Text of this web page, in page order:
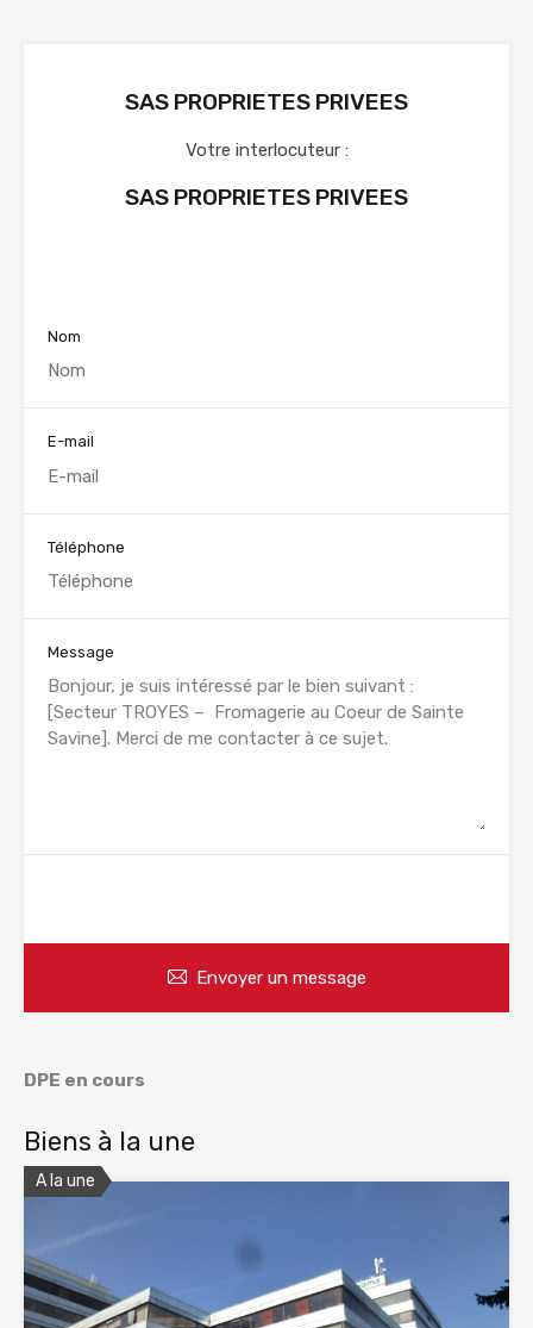
SAS PROPRIETES PRIVEES
Votre interlocuteur :
SAS PROPRIETES PRIVEES
Nom
E-mail
Téléphone
Message
Envoyer un message
DPE en cours
Biens à la une
A la une